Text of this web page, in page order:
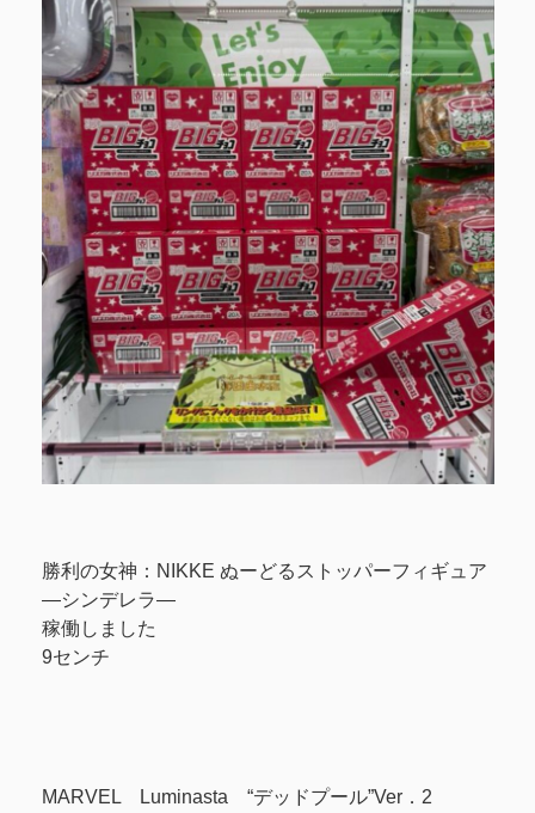
勝利の女神：NIKKE ぬーどるストッパーフィギュア
―シンデレラ―
稼働しました
9センチ
MARVEL Luminasta “デッドプール”Ver．2